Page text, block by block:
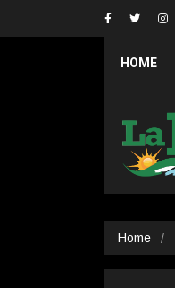
HOME
Home